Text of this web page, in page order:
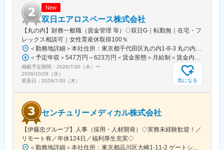
サポートまで一貫して対応することで、お客様の現場に最適なソ
リューションをお届けします。
「迅速」「確実」をモットーに、電気設備資材のプロフェッショ
ナルとして、お客様の事業を力強く支援します。
変更の範囲：会社の定める業務
New
双日エアロスペース株式会社
【丸の内】財務一般職（資金管理 等）◇双日G｜転勤無｜在宅・フ
レックス相談可｜女性育産休取得100％
掲載予定期間： 2026/7/30（木） 〜
2026/10/28（水）
更新日： 2026/7/30（木） 気になる
センチュリーメディカル株式会社
【伊藤忠グループ】人事（採用・人材開発）◇実務未経験歓迎！／
リモート有／年休124日／福利厚生充実◇